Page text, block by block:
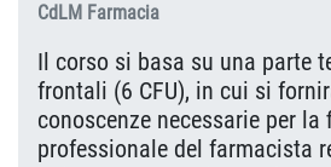
CdLM Farmacia
Il corso si basa su una parte
frontali (6 CFU), in cui si
conoscenze necessarie per la
professionale del farmacista